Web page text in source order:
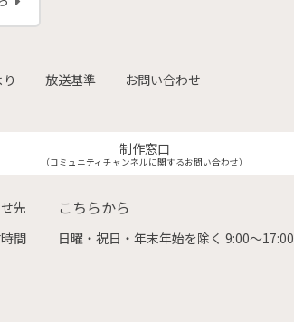
放送基準 お問い合わせ
制作窓口
（コミュニティチャンネルに関するお問い合わせ）
先 こちらから
間 日曜・祝日・年末年始を除く 9:00〜17:00